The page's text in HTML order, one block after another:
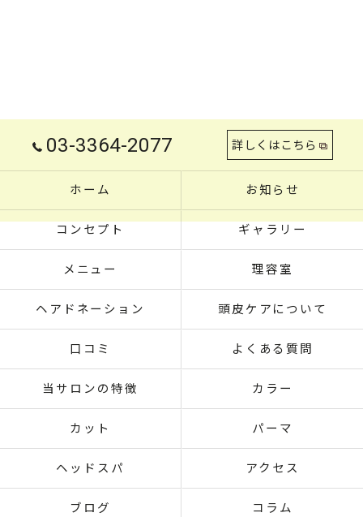
03-3364-2077 詳しくはこちら
ホーム お知らせ
コンセプト ギャラリー
メニュー 理容室
ヘアドネーション 頭皮ケアについて
口コミ よくある質問
当サロンの特徴 カラー
カット パーマ
ヘッドスパ アクセス
ブログ コラム